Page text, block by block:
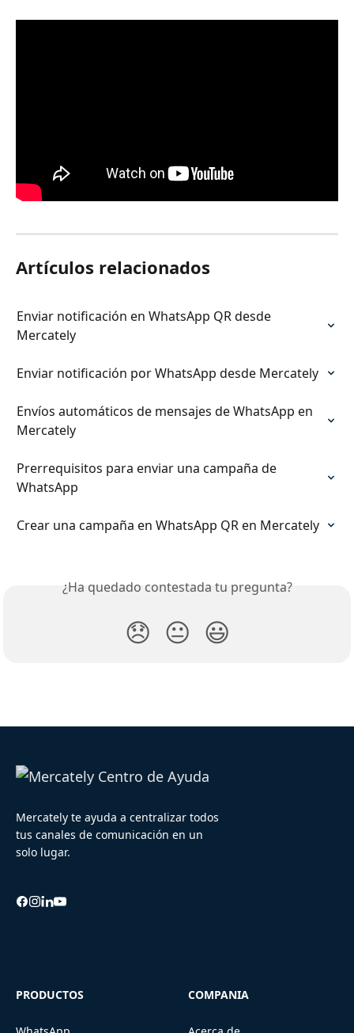
Artículos relacionados
Enviar notificación en WhatsApp QR desde
Mercately
Enviar notificación por WhatsApp desde Mercately
Envíos automáticos de mensajes de WhatsApp en
Mercately
Prerrequisitos para enviar una campaña de
WhatsApp
Crear una campaña en WhatsApp QR en Mercately
¿Ha quedado contestada tu pregunta?
😞 😐 😃
Mercately te ayuda a centralizar todos
tus canales de comunicación en un
solo lugar.
PRODUCTOS COMPANIA